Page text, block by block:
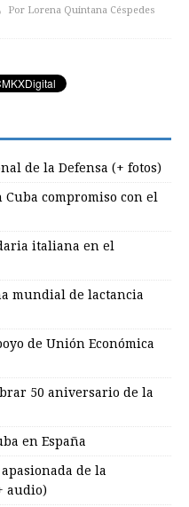
Por Lorena Quintana Céspedes
de la Defensa (+ fotos)
compromiso con el
italiana en el
mundial de lactancia
de Unión Económica
50 aniversario de la
en España
de la
audio)